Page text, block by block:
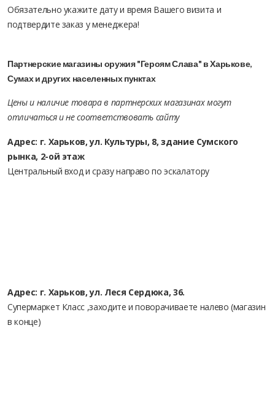
Обязательно укажите дату и время Вашего визита и
подтвердите заказ у менеджера!
Партнерские магазины оружия "Героям Слава" в Харькове,
Сумах и других населенных пунктах
Цены и наличие товара в партнерских магазинах могут
отличаться и не соответствовать сайту
Адрес: г. Харьков, ул. Культуры, 8, здание Сумского
рынка, 2-ой этаж
Центральный вход и сразу направо по эскалатору
Адрес: г. Харьков, ул. Леся Сердюка, 36.
Супермаркет Класс ,заходите и поворачиваете налево (магазин
в конце)